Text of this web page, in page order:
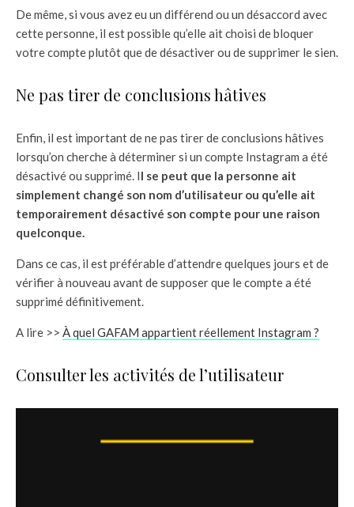
De même, si vous avez eu un différend ou un désaccord avec
cette personne, il est possible qu’elle ait choisi de bloquer
votre compte plutôt que de désactiver ou de supprimer le sien.
Ne pas tirer de conclusions hâtives
Enfin, il est important de ne pas tirer de conclusions hâtives
lorsqu’on cherche à déterminer si un compte Instagram a été
désactivé ou supprimé. Il se peut que la personne ait
simplement changé son nom d’utilisateur ou qu’elle ait
temporairement désactivé son compte pour une raison
quelconque.
Dans ce cas, il est préférable d’attendre quelques jours et de
vérifier à nouveau avant de supposer que le compte a été
supprimé définitivement.
A lire >> À quel GAFAM appartient réellement Instagram ?
Consulter les activités de l’utilisateur